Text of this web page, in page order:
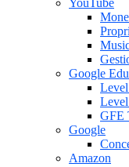
YouTube
Google
GFE
Google
Amazon